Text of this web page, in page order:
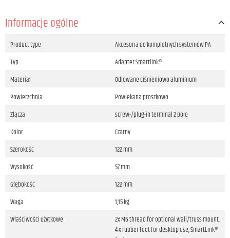
Informacje ogólne
Product type
Akcesoria do kompletnych systemów PA
Typ
Adapter Smartlink®
Materiał
Odlewane ciśnieniowo aluminium
Powierzchnia
Powlekana proszkowo
Złącza
screw-/plug-in terminal 2 pole
Kolor
Czarny
Szerokość
122 mm
Wysokość
57 mm
Głębokość
122 mm
Waga
1,15 kg
Właściwości użytkowe
2x M6 thread for optional wall/truss mount,
4 x rubber feet for desktop use, SmartLink®